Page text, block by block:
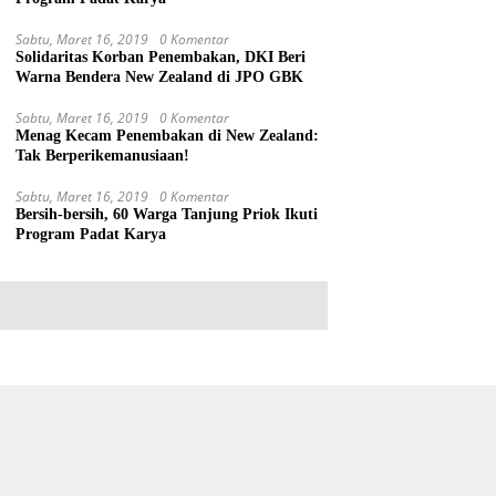
Sabtu, Maret 16, 2019 0 Komentar
Solidaritas Korban Penembakan, DKI Beri
Warna Bendera New Zealand di JPO GBK
Sabtu, Maret 16, 2019 0 Komentar
Menag Kecam Penembakan di New Zealand:
Tak Berperikemanusiaan!
Sabtu, Maret 16, 2019 0 Komentar
Bersih-bersih, 60 Warga Tanjung Priok Ikuti
Program Padat Karya